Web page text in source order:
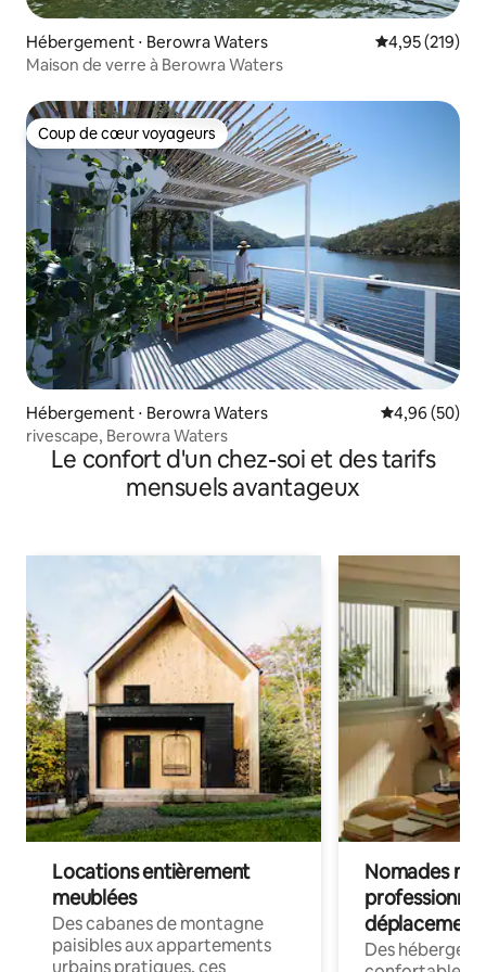
Hébergement ⋅ Berowra Waters Évaluation
4,95 (219)
Maison de verre à Berowra Waters
Coup de cœur voyageurs
Coup de cœur voyageurs
Hébergement ⋅ Berowra Waters Évaluation
4,96 (50)
rivescape, Berowra Waters
Le confort d'un chez-soi et des tarifs
mensuels avantageux
Locations entièrement
meublées
Des cabanes de montagne
paisibles aux appartements
Nomades
déplacement
Des